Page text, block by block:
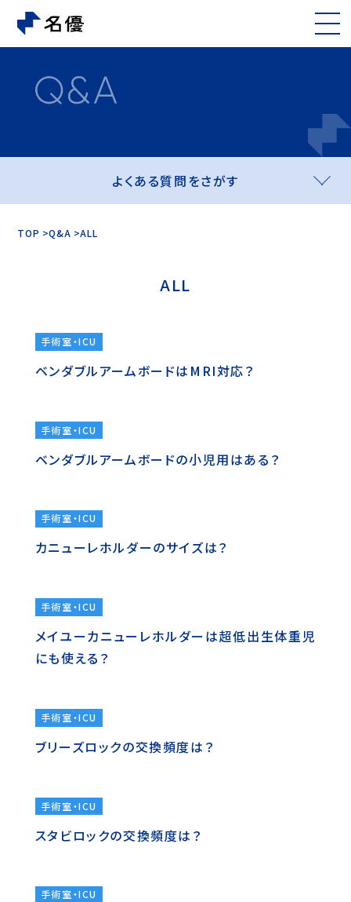
よくある質問をさがす
TOP Q&A ALL
ALL
手術室・ICU
ベンダブルアームボードはMRI対応？
手術室・ICU
ベンダブルアームボードの小児用はある？
手術室・ICU
カニューレホルダーのサイズは？
手術室・ICU
メイユーカニューレホルダーは超低出生体重児
にも使える？
手術室・ICU
ブリーズロックの交換頻度は？
手術室・ICU
スタビロックの交換頻度は？
手術室・ICU